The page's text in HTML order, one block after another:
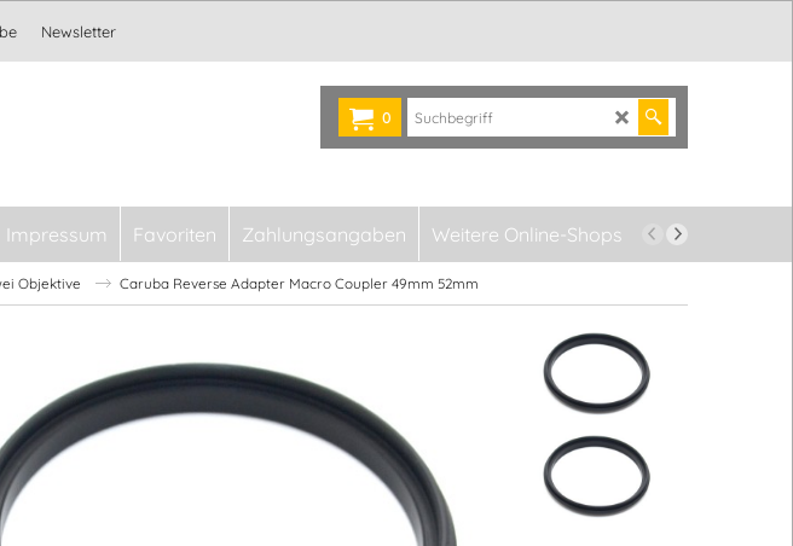
Newsletter
0
Impressum Favoriten Zahlungsangaben Weitere Online-Shops Newsletter
Objektive Caruba Reverse Adapter Macro Coupler 49mm 52mm